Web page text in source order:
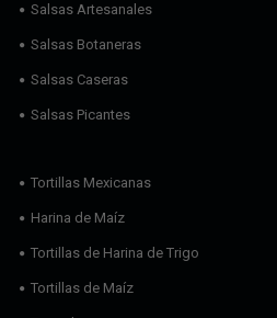
Salsas Artesanales
Salsas Botaneras
Salsas Caseras
Salsas Picantes
Tortillas Mexicanas
Harina de Maíz
Tortillas de Harina de Trigo
Tortillas de Maíz